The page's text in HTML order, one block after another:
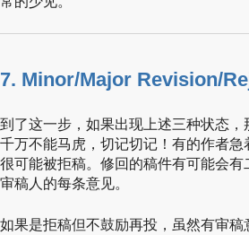
7. Minor/Major Revision/
到了这一步，如果出现上述三种状态
千万不能马虎，切记切记！有的作者
很可能被拒稿。修回的稿件有可能会
审稿人的每条意见。
如果是拒稿但不鼓励再投，虽然有审